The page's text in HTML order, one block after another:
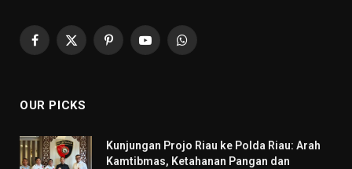
Facebook
X
PinterestYouTubeWhatsApp
OUR PICKS
Kunjungan Projo Riau ke Polda Riau: Arah
Kamtibmas, Ketahanan Pangan dan